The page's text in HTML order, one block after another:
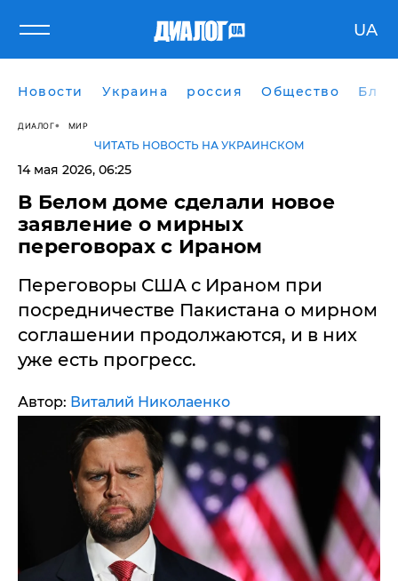
UA
Новости Украина россия Общество
ДИАЛОГ МИР
ЧИТАТЬ НОВОСТЬ НА УКРАИНСКОМ
14 мая 2026, 06:25
В Белом доме сделали новое
заявление о мирных
переговорах с Ираном
Переговоры США с Ираном при
посредничестве Пакистана о мирном
соглашении продолжаются, и в них
уже есть прогресс.
Автор: Виталий Николаенко